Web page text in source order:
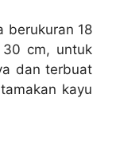
berukuran 18
cm, untuk
dan terbuat
kayu